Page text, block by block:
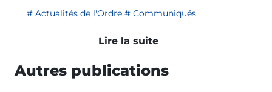
Actualités de l'Ordre Communiqués
Lire la suite
Autres publications